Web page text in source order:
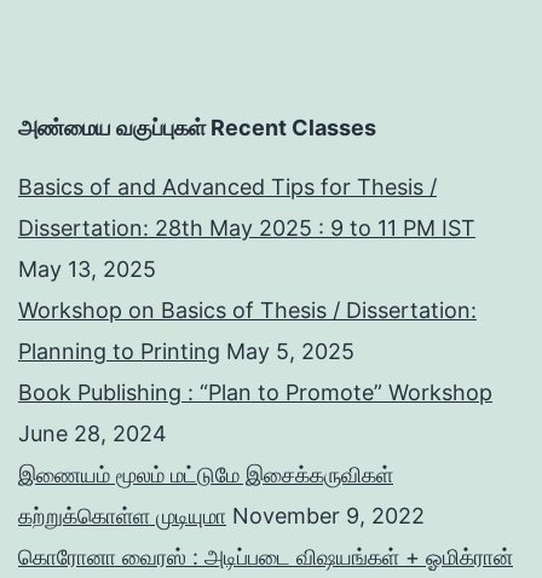
அண்மைய வகுப்புகள் Recent Classes
Basics of and Advanced Tips for Thesis /
Dissertation: 28th May 2025 : 9 to 11 PM IST
May 13, 2025
Workshop on Basics of Thesis / Dissertation:
Planning to Printing May 5, 2025
Book Publishing : “Plan to Promote” Workshop
June 28, 2024
இணையம் மூலம் மட்டுமே இசைக்கருவிகள்
கற்றுக்கொள்ள முடியுமா November 9, 2022
கொரோனா வைரஸ் : அடிப்படை விஷயங்கள் + ஓமிக்ரான்